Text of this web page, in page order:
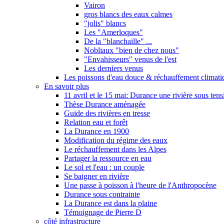
Vairon
gros blancs des eaux calmes
"jolis" blancs
Les "Amerloques"
De la "blanchaille" ...
Nobliaux "bien de chez nous"
"Envahisseurs" venus de l'est
Les derniers venus
Les poissons d'eau douce & réchauffement
En savoir plus
11 avril et le 15 mai: Durance une rivière sous
Thèse Durance aménagée
Guide des rivières en tresse
Relation eau et forêt
La Durance en 1900
Modification du régime des eaux
Le réchauffement dans les Alpes
Partager la ressource en eau
Le sol et l'eau : un couple
Se baigner en rivière
Une passe à poisson à l'heure de l'Anthropocène
Durance sous contrainte
La Durance est dans la plaine
Témoignage de Pierre D
côté infrastructure